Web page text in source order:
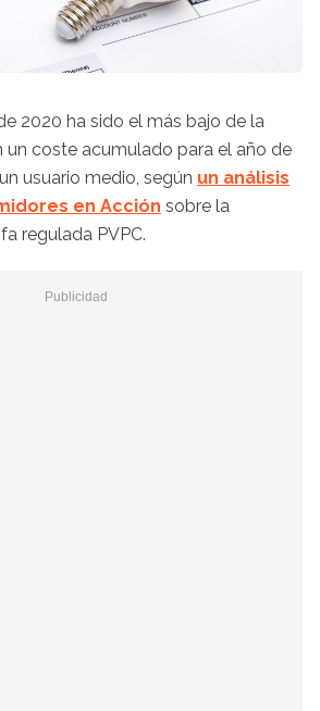
2020 ha sido el más bajo de la
un coste acumulado para el año de
usuario medio, según un análisis
en Acción sobre la
regulada PVPC.